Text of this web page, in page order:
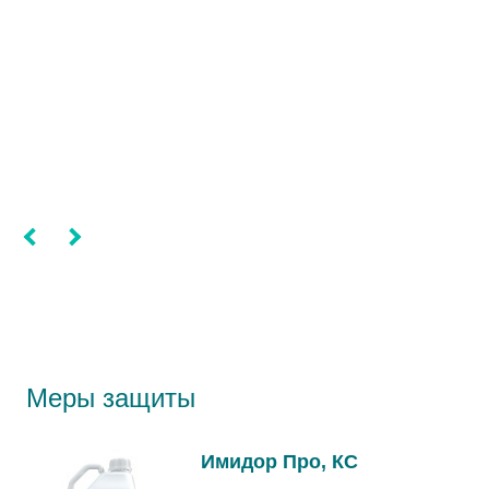
Меры защиты
Имидор Про, КС